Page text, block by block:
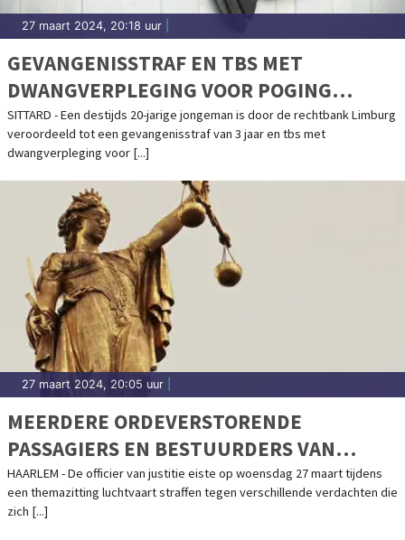
27 maart 2024, 20:18 uur
GEVANGENISSTRAF EN TBS MET
DWANGVERPLEGING VOOR POGING
DOODSLAG IN CENTRUM SITTARD
SITTARD - Een destijds 20-jarige jongeman is door de rechtbank Limburg
veroordeeld tot een gevangenisstraf van 3 jaar en tbs met
dwangverpleging voor [...]
27 maart 2024, 20:05 uur
MEERDERE ORDEVERSTORENDE
PASSAGIERS EN BESTUURDERS VAN
DRONES VEROORDEELD
HAARLEM - De officier van justitie eiste op woensdag 27 maart tijdens
een themazitting luchtvaart straffen tegen verschillende verdachten die
zich [...]